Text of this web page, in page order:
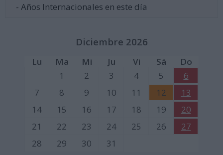
- Años Internacionales en este día
Diciembre 2026
Lu Ma Mi Ju Vi Sá
Do
1
2 3 4 5
6
7
8 9 10 11 12
13
14
15 16 17 18 19
20
21
22 23 24 25 26
27
28
29 30 31